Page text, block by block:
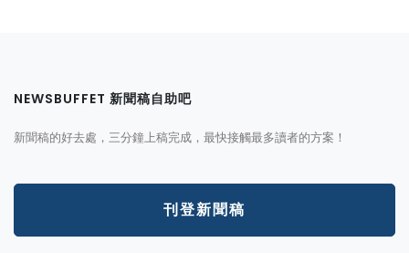
NEWSBUFFET 新聞稿自助吧
新聞稿的好去處，三分鐘上稿完成，最快接觸最多讀者的方案！
刊登新聞稿